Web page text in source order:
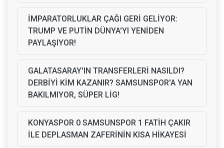
İMPARATORLUKLAR ÇAĞI GERİ GELİYOR:
TRUMP VE PUTİN DÜNYA'YI YENİDEN
PAYLAŞIYOR!
GALATASARAY'IN TRANSFERLERİ NASILDI?
DERBİYİ KİM KAZANIR? SAMSUNSPOR'A YAN
BAKILMIYOR, SÜPER LİG!
KONYASPOR 0 SAMSUNSPOR 1 FATİH ÇAKIR
İLE DEPLASMAN ZAFERİNİN KISA HİKAYESİ